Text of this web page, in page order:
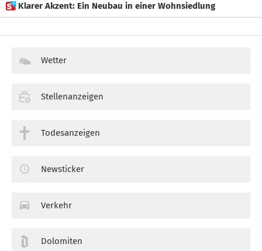
 Klarer Akzent: Ein Neubau in einer Wohnsiedlung
Wetter
Stellenanzeigen
Todesanzeigen
Newsticker
Verkehr
Dolomiten